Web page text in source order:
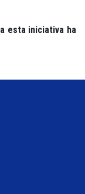
esta iniciativa ha